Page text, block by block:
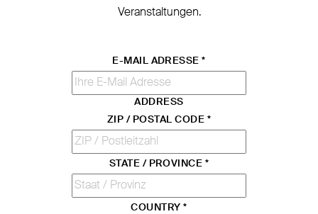
Veranstaltungen.
E-MAIL ADRESSE*
ADDRESS
ZIP / POSTAL CODE *
STATE / PROVINCE *
COUNTRY*